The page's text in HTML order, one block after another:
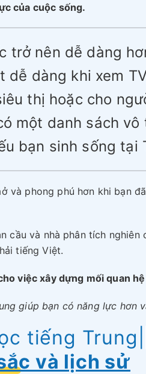
của cuộc sống.
trở nên dễ dàng
dễ dàng khi xem
thị hoặc cho
một danh sách vô
bạn sinh sống tại
và phong phú hơn khi bạn
cầu và nhà phân tích nghiên
tiếng Việt.
việc xây dựng mối quan hệ
giúp bạn có năng lực hơn
tiếng Trung
và lịch sử